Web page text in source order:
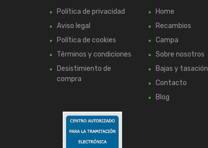
Política de privacidad
Aviso legal
Política de cookies
Términos y condiciones
Desistimiento de
compra
Home
Recambios
Campa
Sobre nosotros
Bajas y tasación
Contacto
Blog